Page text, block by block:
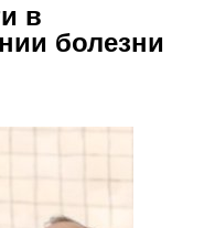
в
болезни